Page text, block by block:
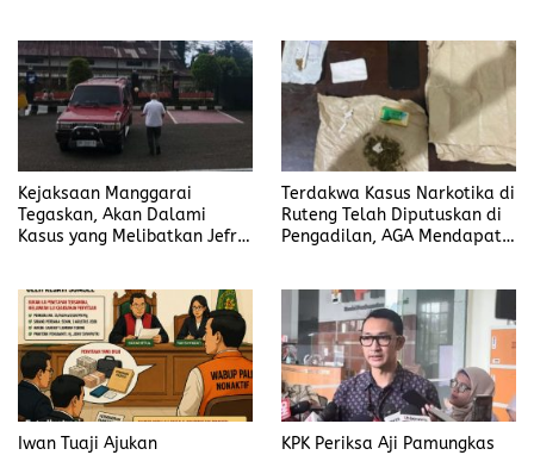
Kejaksaan Manggarai
Tegaskan, Akan Dalami
Kasus yang Melibatkan Jefrin
Terdakwa Kasus Narkotika di
Ruteng Telah Diputuskan di
Pengadilan, AGA Mendapat
Iwan Tuaji Ajukan
KPK Periksa Aji Pamungkas